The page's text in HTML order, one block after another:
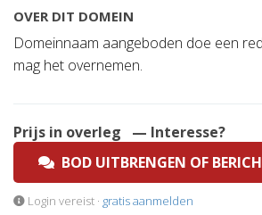
OVER DIT DOMEIN
Domeinnaam aangeboden doe een
mag het overnemen.
Prijs in overleg
— Interesse?
BOD UITBRENGEN OF
Login vereist · gratis aanmelden